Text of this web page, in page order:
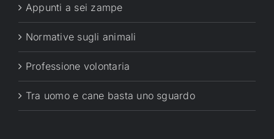
Appunti a sei zampe
Normative sugli animali
Professione volontaria
Tra uomo e cane basta uno sguardo